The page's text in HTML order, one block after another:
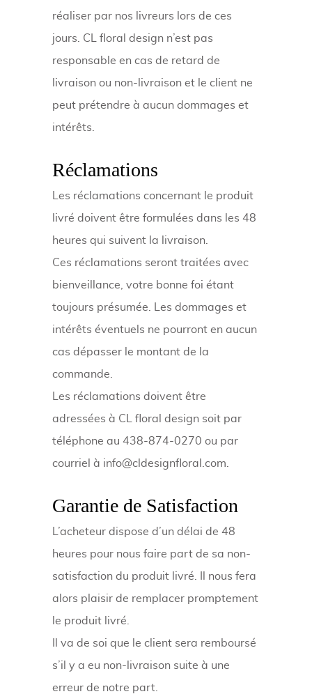
réaliser par nos livreurs lors de ces
jours. CL floral design n’est pas
responsable en cas de retard de
livraison ou non-livraison et le client ne
peut prétendre à aucun dommages et
intérêts.
Réclamations
Les réclamations concernant le produit
livré doivent être formulées dans les 48
heures qui suivent la livraison.
Ces réclamations seront traitées avec
bienveillance, votre bonne foi étant
toujours présumée. Les dommages et
intérêts éventuels ne pourront en aucun
cas dépasser le montant de la
commande.
Les réclamations doivent être
adressées à CL floral design soit par
téléphone au 438-874-0270 ou par
courriel à info@cldesignfloral.com.
Garantie de Satisfaction
L’acheteur dispose d’un délai de 48
heures pour nous faire part de sa non-
satisfaction du produit livré. Il nous fera
alors plaisir de remplacer promptement
le produit livré.
Il va de soi que le client sera remboursé
s’il y a eu non-livraison suite à une
erreur de notre part.